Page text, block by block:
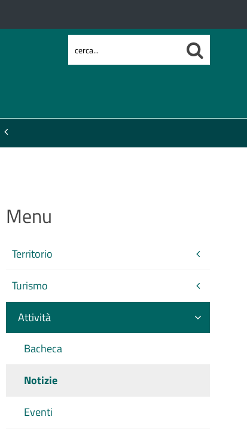
Menu
Territorio
Turismo
Attività
Bacheca
Notizie
Eventi